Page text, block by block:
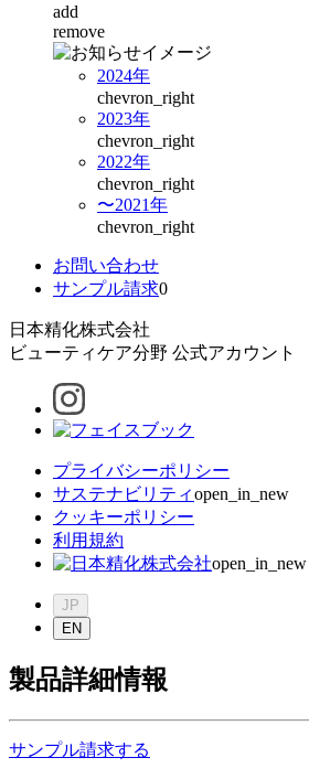
add
remove
2024年
chevron_right
2023年
chevron_right
2022年
chevron_right
〜2021年
chevron_right
お問い合わせ
サンプル請求0
日本精化株式会社
ビューティケア分野 公式アカウント
プライバシーポリシー
サステナビリティopen_in_new
クッキーポリシー
利用規約
open_in_new
JP
EN
製品詳細情報
サンプル請求する